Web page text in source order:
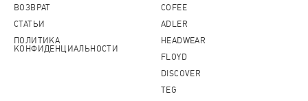
ВОЗВРАТ
СТАТЬИ
ПОЛИТИКА
КОНФИДЕНЦИАЛЬНОСТИ
COFEE
ADLER
HEADWEAR
FLOYD
DISCOVER
TEG